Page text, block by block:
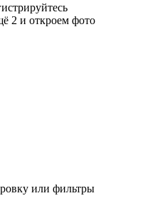
2 и откроем фото
или фильтры